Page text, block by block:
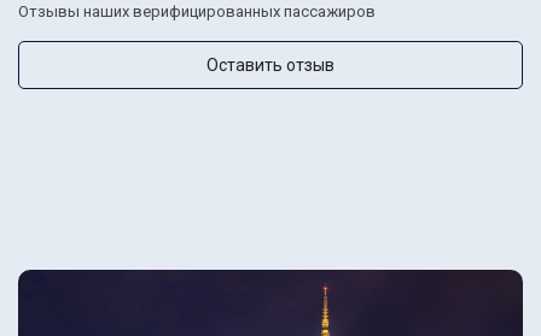
Отзывы наших верифицированных пассажиров
Оставить отзыв